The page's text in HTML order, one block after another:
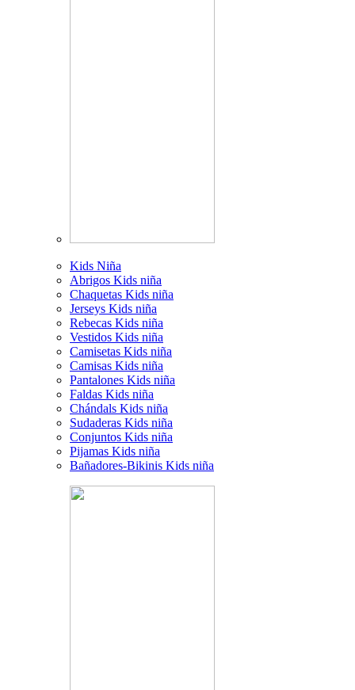
Kids Niña
Abrigos Kids niña
Chaquetas Kids niña
Jerseys Kids niña
Rebecas Kids niña
Vestidos Kids niña
Camisetas Kids niña
Camisas Kids niña
Pantalones Kids niña
Faldas Kids niña
Chándals Kids niña
Sudaderas Kids niña
Conjuntos Kids niña
Pijamas Kids niña
Bañadores-Bikinis Kids niña